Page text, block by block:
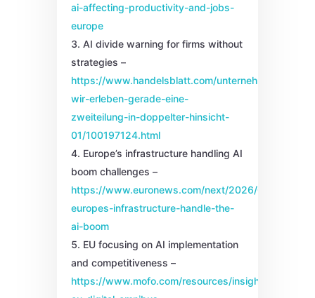
ai-affecting-productivity-and-jobs-
europe
AI divide warning for firms without
strategies –
https://www.handelsblatt.com/unternehmen/
wir-erleben-gerade-eine-
zweiteilung-in-doppelter-hinsicht-
01/100197124.html
Europe’s infrastructure handling AI
boom challenges –
https://www.euronews.com/next/2026/02/13/can-
europes-infrastructure-handle-the-
ai-boom
EU focusing on AI implementation
and competitiveness –
https://www.mofo.com/resources/insights/251201-